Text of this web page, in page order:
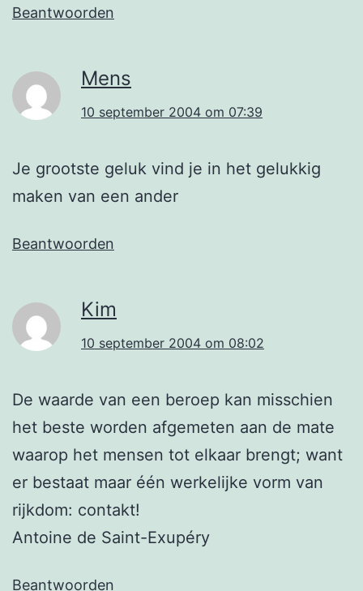
Beantwoorden
Mens
10 september 2004 om 07:39
Je grootste geluk vind je in het gelukkig
maken van een ander
Beantwoorden
Kim
10 september 2004 om 08:02
De waarde van een beroep kan misschien
het beste worden afgemeten aan de mate
waarop het mensen tot elkaar brengt; want
er bestaat maar één werkelijke vorm van
rijkdom: contakt!
Antoine de Saint-Exupéry
Beantwoorden